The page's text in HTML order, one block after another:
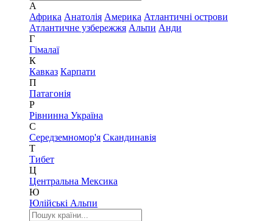
А
Африка Анатолія Америка Атлантичні острови
Атлантичне узбережжя Альпи Анди
Г
Гімалаї
К
Кавказ Карпати
П
Патагонія
Р
Рівнинна Україна
С
Середземномор'я Скандинавія
Т
Тибет
Ц
Центральна Мексика
Ю
Юлійські Альпи